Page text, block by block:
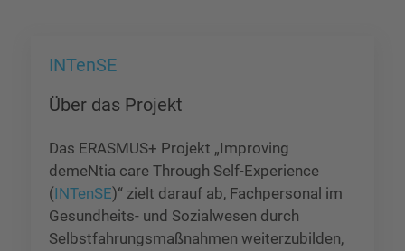
INTenSE
Über das Projekt
Das ERASMUS+ Projekt „Improving
demeNtia care Through Self-Experience
(INTenSE)“ zielt darauf ab, Fachpersonal im
Gesundheits- und Sozialwesen durch
Selbstfahrungsmaßnahmen weiterzubilden,